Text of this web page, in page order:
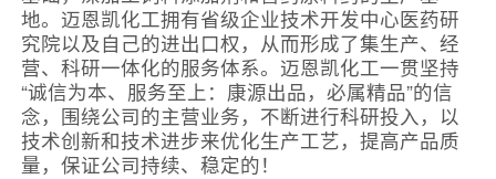
地。迈恩凯化工拥有省级企业技术开发中心医药研
究院以及自己的进出口权，从而形成了集生产、经
营、科研一体化的服务体系。迈恩凯化工一贯坚持
“诚信为本、服务至上：康源出品，必属精品”的信
念，围绕公司的主营业务，不断进行科研投入，以
技术创新和技术进步来优化生产工艺，提高产品质
量，保证公司持续、稳定的！